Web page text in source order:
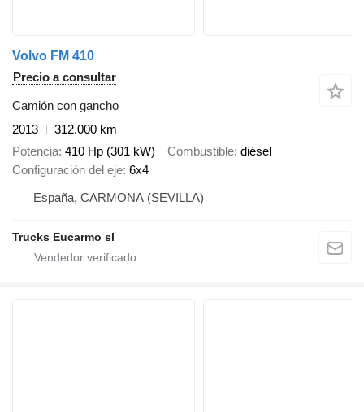
Volvo FM 410
Precio a consultar
Camión con gancho
2013
312.000 km
Potencia 410 Hp (301 kW) Combustible diésel
Configuración del eje 6x4
España, CARMONA (SEVILLA)
Trucks Eucarmo sl